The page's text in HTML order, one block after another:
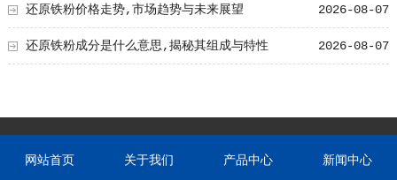
工艺创新 2026-08-07
还原铁粉价格走势,市场趋势与未来展望
2026-08-07
还原铁粉成分是什么意思,揭秘其组成与特性
网站首页 关于我们 产品中心 新闻中心